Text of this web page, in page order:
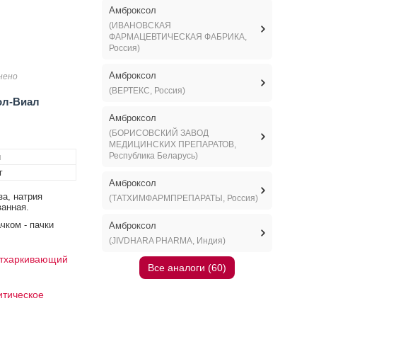
Виал
натрия
- пачки
Амброксол
(ИВАНОВСКАЯ
ФАРМАЦЕВТИЧЕСКАЯ ФАБРИКА,
Россия)
Амброксол
(ВЕРТЕКС, Россия)
Амброксол
(БОРИСОВСКИЙ ЗАВОД
МЕДИЦИНСКИХ ПРЕПАРАТОВ,
Республика Беларусь)
Амброксол
(ТАТХИМФАРМПРЕПАРАТЫ, Россия)
Амброксол
(JIVDHARA PHARMA, Индия)
Все аналоги (60)